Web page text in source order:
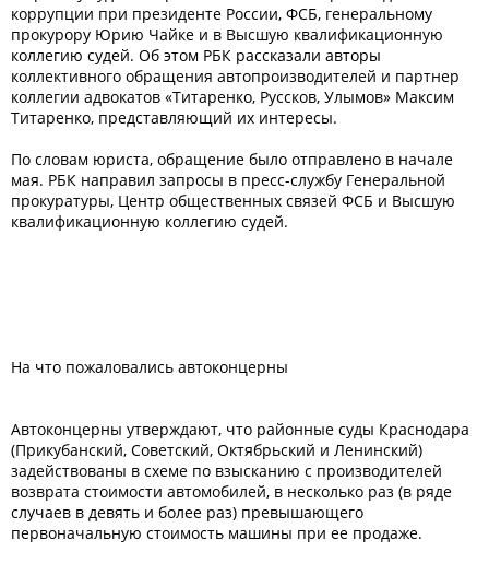
коррупции при президенте России, ФСБ, генеральному
прокурору Юрию Чайке и в Высшую квалификационную
коллегию судей. Об этом РБК рассказали авторы
коллективного обращения автопроизводителей и партнер
коллегии адвокатов «Титаренко, Руссков, Улымов» Максим
Титаренко, представляющий их интересы.
По словам юриста, обращение было отправлено в начале
мая. РБК направил запросы в пресс-службу Генеральной
прокуратуры, Центр общественных связей ФСБ и Высшую
квалификационную коллегию судей.
На что пожаловались автоконцерны
Автоконцерны утверждают, что районные суды Краснодара
(Прикубанский, Советский, Октябрьский и Ленинский)
задействованы в схеме по взысканию с производителей
возврата стоимости автомобилей, в несколько раз (в ряде
случаев в девять и более раз) превышающего
первоначальную стоимость машины при ее продаже.